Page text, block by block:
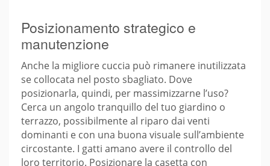
Posizionamento strategico e
manutenzione
Anche la migliore cuccia può rimanere inutilizzata
se collocata nel posto sbagliato. Dove
posizionarla, quindi, per massimizzarne l’uso?
Cerca un angolo tranquillo del tuo giardino o
terrazzo, possibilmente al riparo dai venti
dominanti e con una buona visuale sull’ambiente
circostante. I gatti amano avere il controllo del
loro territorio. Posizionare la casetta con